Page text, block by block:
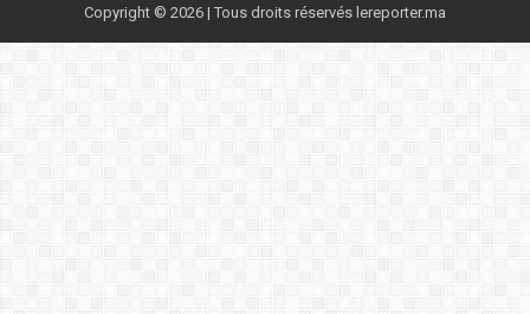
Copyright © 2026 | Tous droits réservés lereporter.ma